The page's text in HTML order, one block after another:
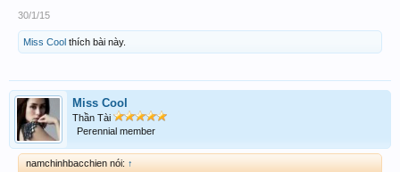
30/1/15
Miss Cool thích bài này.
Miss Cool
Thần Tài
Perennial member
namchinhbacchien nói: ↑